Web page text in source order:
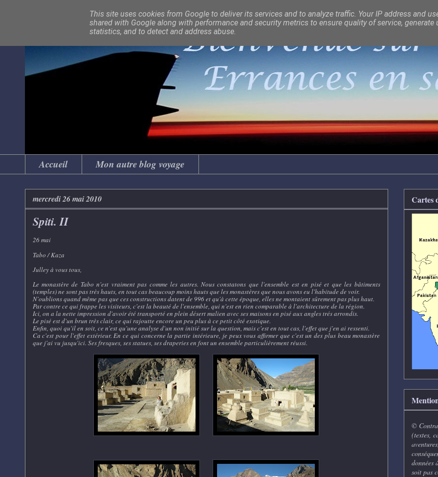
Accueil Mon autre blog voyage
mercredi 26 mai 2010
Spiti. II
26 mai
Tabo / Kaza
Julley à vous tous,
Le monastère de Tabo n'est vraiment pas comme les autres. Nous constatons que l'ensemble est en pisé et que les bâtiments
(temples) ne sont pas très hauts, en tout cas beaucoup moins hauts que les monastères que nous avons eu l'habitude de voir.
N'oublions quand même pas que ces constructions datent de 996 et qu'à cette époque, elles ne montaient sûrement pas plus haut.
Par contre ce qui frappe les visiteurs, c'est la beauté de l'ensemble, qui n'est en rien comparable à l'architecture de la région.
Ici, on a la nette impression d'avoir été transporté en plein désert malien avec ses maisons en pisé aux angles trés arrondis.
Le pisé est d'un brun très clair, ce qui rajoutte encore un peu plus à ce petit côté exotique.
Enfin, quoi qu'il en soit, ce n'est qu'une analyse d'un non initié sur la question, mais c'est en tout cas, l'effet que j'en ai ressenti.
Ca c'est pour l'effet extérieur. En ce qui concerne la partie intérieure, je peux vous affirmer que c'est un des plus beau monastère
que j'ai vu jusqu'ici. Ses fresques, ses statues, ses draperies en font un ensemble particulièrement réussi.
Cartes
©
(textes,
données
soit pas
This site uses cookies from Google to deliver its services and to analyze traffic. Your IP address and
shared with Google along with performance and security metrics to ensure quality of service, generate
statistics, and to detect and address abuse.